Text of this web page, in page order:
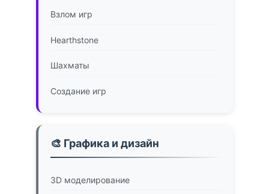
Взлом игр
Hearthstone
Шахматы
Создание игр
🎨 Графика и дизайн
3D моделирование